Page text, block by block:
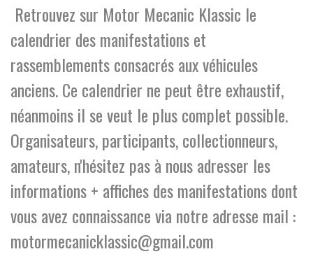
Retrouvez sur Motor Mecanic Klassic le
calendrier des manifestations et
rassemblements consacrés aux véhicules
anciens. Ce calendrier ne peut être exhaustif,
néanmoins il se veut le plus complet possible.
Organisateurs, participants, collectionneurs,
amateurs, n'hésitez pas à nous adresser les
informations + affiches des manifestations dont
vous avez connaissance via notre adresse mail :
motormecanicklassic@gmail.com